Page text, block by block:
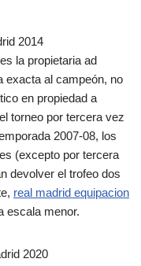
la propietaria ad
exacta al campeón, no
en propiedad a
torneo por tercera vez
2007-08, los
(excepto por tercera
devolver el trofeo dos
real madrid equipacion
escala menor.